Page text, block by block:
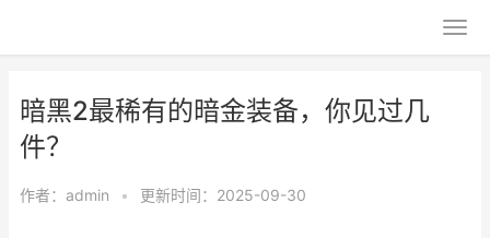
暗黑2最稀有的暗金装备，你见过几
件？
作者： admin • 更新时间：2025-09-30